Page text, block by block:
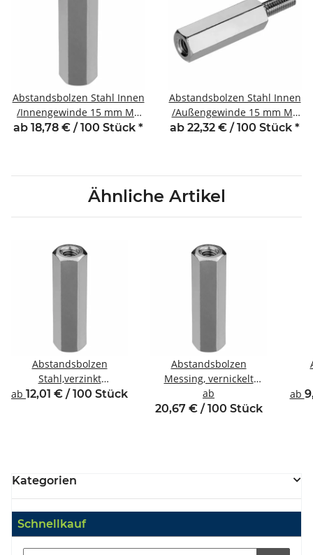
Abstandsbolzen Stahl Innen
/Innengewinde 15 mm M5
SW8
ab 18,78 € / 100 Stück *
Abstandsbolzen Stahl Innen
/Außengewinde 15 mm M5
SW8 AG 8
ab 22,32 € / 100 Stück *
Ähnliche Artikel
Abstandsbolzen
Stahl,verzinkt
Innen/Innengewinde M4
ab 12,01 € / 100 Stück
Abstandsbolzen
Messing, vernickelt
Innen/Innengewinde M5
SW8
ab
20,67 € / 100 Stück
ab
Kategorien
Schnellkauf